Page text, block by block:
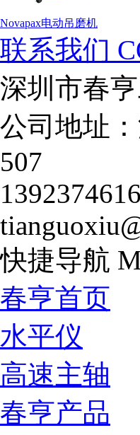
Novapax电动吊磨机
联系我们
深圳市春
公司地址
507
快捷导航
春亨首页
水平仪
高速主轴
春亨产品